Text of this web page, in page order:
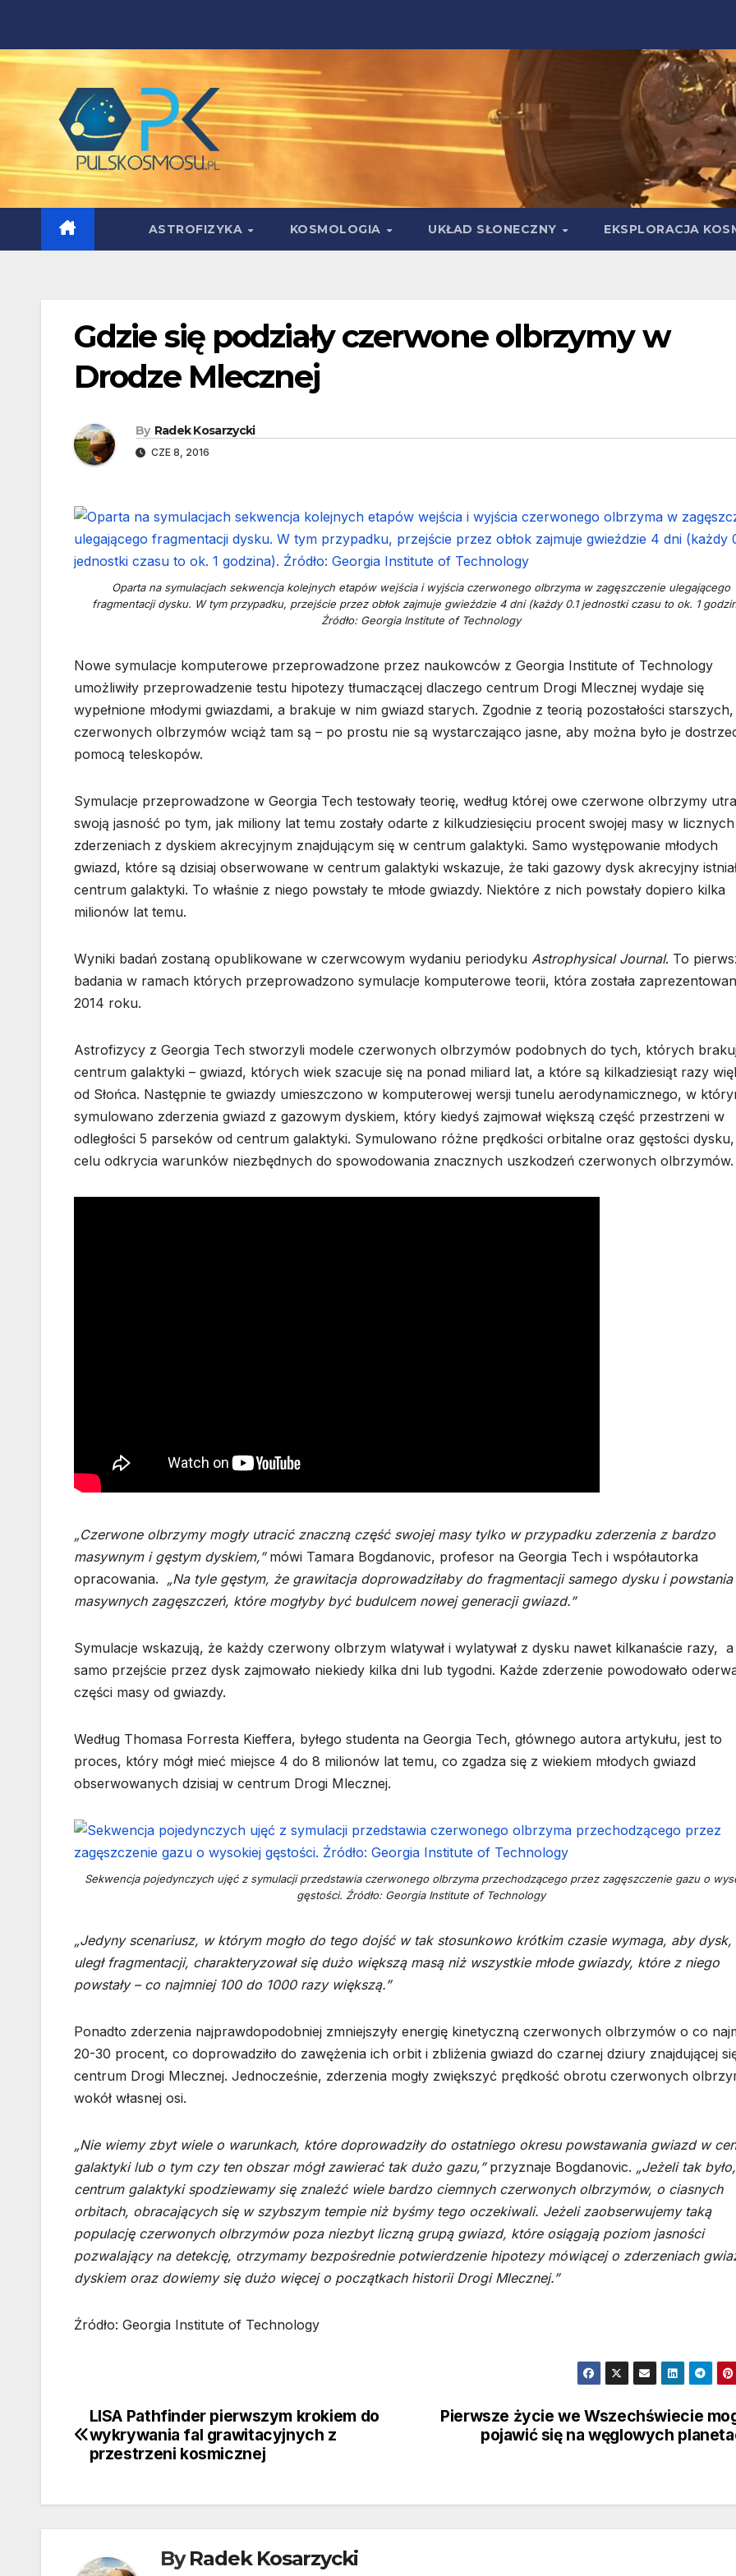
content
ASTROFIZYKA KOSMOLOGIA UKŁAD SŁONECZNY EKSPLORACJA
Gdzie się podziały czerwone olbrzymy w
Drodze Mlecznej
By Radek Kosarzycki
CZE 8, 2016
Oparta na symulacjach sekwencja kolejnych etapów wejścia i wyjścia czerwonego olbrzyma w zagęszczenie ulegającego
fragmentacji dysku. W tym przypadku, przejście przez obłok zajmuje gwieździe 4 dni (każdy 0.1 jednostki czasu to ok. 1
Źródło: Georgia Institute of Technology
Nowe symulacje komputerowe przeprowadzone przez naukowców z Georgia Institute of Technology
umożliwiły przeprowadzenie testu hipotezy tłumaczącej dlaczego centrum Drogi Mlecznej wydaje się
wypełnione młodymi gwiazdami, a brakuje w nim gwiazd starych. Zgodnie z teorią pozostałości starszych,
czerwonych olbrzymów wciąż tam są – po prostu nie są wystarczająco jasne, aby można było je
pomocą teleskopów.
Symulacje przeprowadzone w Georgia Tech testowały teorię, według której owe czerwone olbrzymy
swoją jasność po tym, jak miliony lat temu zostały odarte z kilkudziesięciu procent swojej masy w licznych
zderzeniach z dyskiem akrecyjnym znajdującym się w centrum galaktyki. Samo występowanie młodych
gwiazd, które są dzisiaj obserwowane w centrum galaktyki wskazuje, że taki gazowy dysk akrecyjny
centrum galaktyki. To właśnie z niego powstały te młode gwiazdy. Niektóre z nich powstały dopiero kilka
milionów lat temu.
Wyniki badań zostaną opublikowane w czerwcowym wydaniu periodyku Astrophysical Journal. To
badania w ramach których przeprowadzono symulacje komputerowe teorii, która została
2014 roku.
Astrofizycy z Georgia Tech stworzyli modele czerwonych olbrzymów podobnych do tych, których
centrum galaktyki – gwiazd, których wiek szacuje się na ponad miliard lat, a które są kilkadziesiąt razy
od Słońca. Następnie te gwiazdy umieszczono w komputerowej wersji tunelu aerodynamicznego, w
symulowano zderzenia gwiazd z gazowym dyskiem, który kiedyś zajmował większą część przestrzeni w
odległości 5 parseków od centrum galaktyki. Symulowano różne prędkości orbitalne oraz gęstości
celu odkrycia warunków niezbędnych do spowodowania znacznych uszkodzeń czerwonych olbrzymów.
„Czerwone olbrzymy mogły utracić znaczną część swojej masy tylko w przypadku zderzenia z bardzo
masywnym i gęstym dyskiem,”mówi Tamara Bogdanovic, profesor na Georgia Tech i współautorka
opracowania. „Na tyle gęstym, że grawitacja doprowadziłaby do fragmentacji samego dysku i powstania
masywnych zagęszczeń, które mogłyby być budulcem nowej generacji gwiazd.”
Symulacje wskazują, że każdy czerwony olbrzym wlatywał i wylatywał z dysku nawet kilkanaście razy, a
samo przejście przez dysk zajmowało niekiedy kilka dni lub tygodni. Każde zderzenie powodowało
części masy od gwiazdy.
Według Thomasa Forresta Kieffera, byłego studenta na Georgia Tech, głównego autora artykułu, jest to
proces, który mógł mieć miejsce 4 do 8 milionów lat temu, co zgadza się z wiekiem młodych gwiazd
obserwowanych dzisiaj w centrum Drogi Mlecznej.
Sekwencja pojedynczych ujęć z symulacji przedstawia czerwonego olbrzyma przechodzącego przez zagęszczenie gazu o
gęstości. Źródło: Georgia Institute of Technology
„Jedyny scenariusz, w którym mogło do tego dojść w tak stosunkowo krótkim czasie wymaga, aby
uległ fragmentacji, charakteryzował się dużo większą masą niż wszystkie młode gwiazdy, które z niego
powstały – co najmniej 100 do 1000 razy większą.”
Ponadto zderzenia najprawdopodobniej zmniejszyły energię kinetyczną czerwonych olbrzymów o co
20-30 procent, co doprowadziło do zawężenia ich orbit i zbliżenia gwiazd do czarnej dziury znajdującej
centrum Drogi Mlecznej. Jednocześnie, zderzenia mogły zwiększyć prędkość obrotu czerwonych
wokół własnej osi.
„Nie wiemy zbyt wiele o warunkach, które doprowadziły do ostatniego okresu powstawania gwiazd w
galaktyki lub o tym czy ten obszar mógł zawierać tak dużo gazu,”przyznaje Bogdanovic. „Jeżeli tak
centrum galaktyki spodziewamy się znaleźć wiele bardzo ciemnych czerwonych olbrzymów, o ciasnych
orbitach, obracających się w szybszym tempie niż byśmy tego oczekiwali. Jeżeli zaobserwujemy taką
populację czerwonych olbrzymów poza niezbyt liczną grupą gwiazd, które osiągają poziom jasności
pozwalający na detekcję, otrzymamy bezpośrednie potwierdzenie hipotezy mówiącej o zderzeniach
dyskiem oraz dowiemy się dużo więcej o początkach historii Drogi Mlecznej.”
Źródło: Georgia Institute of Technology
Nawigacja
wpisu
Pierwsze życie we Wszechświecie
pojawić się na węglowych
LISA Pathfinder pierwszym krokiem do
wykrywania fal grawitacyjnych z
przestrzeni kosmicznej
ByRadek Kosarzycki